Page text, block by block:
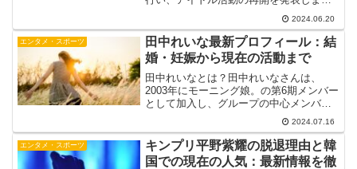
た。福本は昨年末に所属事務所「SMILE-
UP.」との契約を解除され、Aぇ! groupを
脱退していましたが、...
2024.06.20
エンタメ・スポーツ
田中れいな最新プロフィール：結
婚・妊娠から現在の活動まで
田中れいなとは？田中れいなさんは、
2003年にモーニング娘。の第6期メンバー
として加入し、グループの中心メンバー
として約10年間活躍しました。2013年に
モーニング娘。を卒業後は、ガールズバ
ンド「LoVendoЯ」として活動し、最近で
はソロ...
2024.07.16
エンタメ・スポーツ
キンプリ平野紫耀の脱退理由と韓
国での現在の人気：最新情報を徹